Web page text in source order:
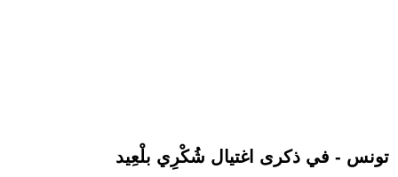
تونس - في ذكرى اغتيال شُكْرِي بلْعِيد